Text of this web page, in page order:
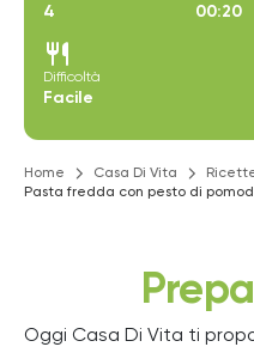
4 00:20
restaurant
Difficoltà
Facile
Home Casa Di Vita
Pasta fredda con pesto di
Oggi Casa Di Vita ti